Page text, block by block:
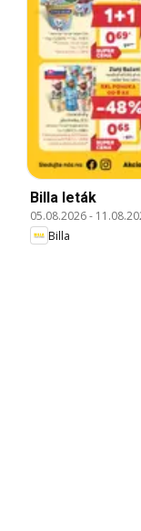
Billa leták
05.08.2026-
Billa